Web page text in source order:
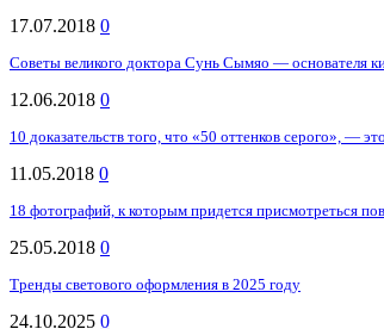
17.07.2018 0
Советы великого доктора Сунь Сымяо — основателя
12.06.2018 0
10 доказательств того, что «50 оттенков серого», —
11.05.2018 0
18 фотографий, к которым придется присмотреться
25.05.2018 0
Тренды светового оформления в 2025 году
24.10.2025 0